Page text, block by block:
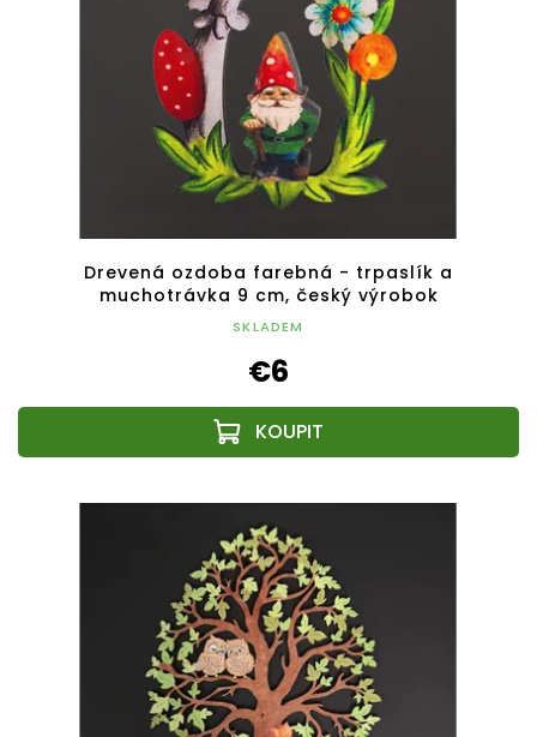
Drevená ozdoba farebná - trpaslík a
muchotrávka 9 cm, český výrobok
SKLADEM
€6